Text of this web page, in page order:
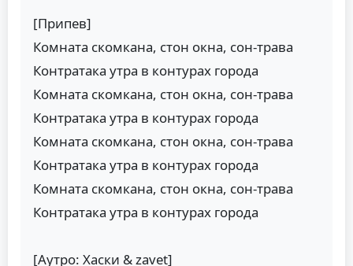
[Припев]
Комната скомкана, стон окна, сон-трава
Контратака утра в контурах города
Комната скомкана, стон окна, сон-трава
Контратака утра в контурах города
Комната скомкана, стон окна, сон-трава
Контратака утра в контурах города
Комната скомкана, стон окна, сон-трава
Контратака утра в контурах города
[Аутро: Хаски & zavet]